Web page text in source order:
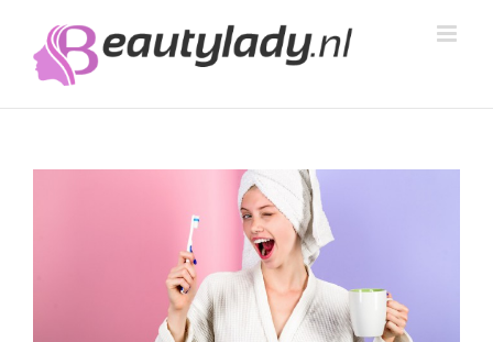
inhoud